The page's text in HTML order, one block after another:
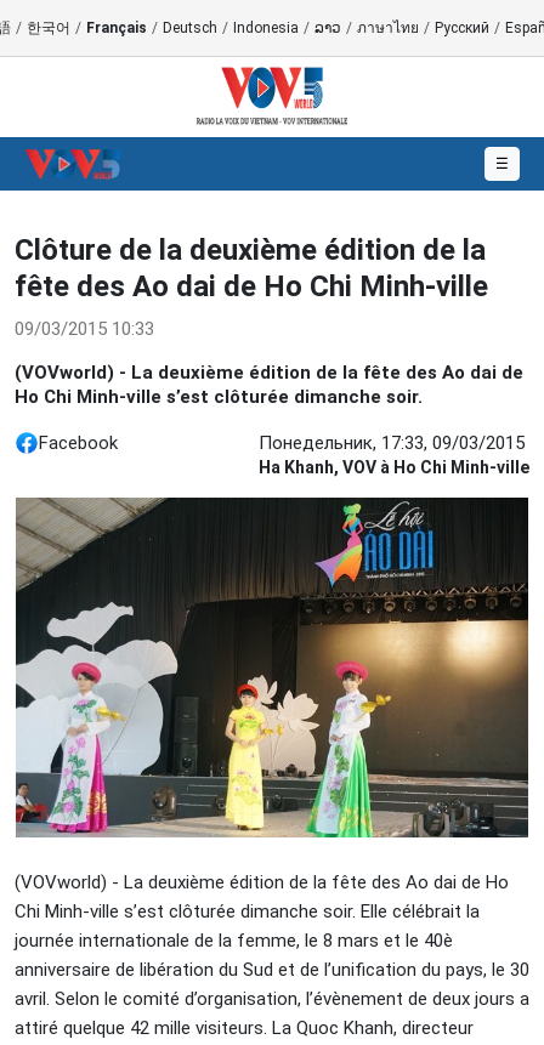
/ 한국어 / Français / Deutsch / Indonesia / ລາວ / ภาษาไทย / Русский /
☰
Clôture de la deuxième édition de la
fête des Ao dai de Ho Chi Minh-ville
09/03/2015 10:33
(VOVworld) - La deuxième édition de la fête des Ao dai de
Ho Chi Minh-ville s’est clôturée dimanche soir.
Facebook Понедельник, 17:33, 09/03/2015
Ha Khanh, VOV à Ho Chi Minh-ville
(VOVworld) - La deuxième édition de la fête des Ao dai de Ho
Chi Minh-ville s’est clôturée dimanche soir. Elle célébrait la
journée internationale de la femme, le 8 mars et le 40è
anniversaire de libération du Sud et de l’unification du pays, le 30
avril. Selon le comité d’organisation, l’évènement de deux jours a
attiré quelque 42 mille visiteurs. La Quoc Khanh, directeur